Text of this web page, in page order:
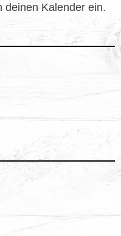
deinen Kalender ein.